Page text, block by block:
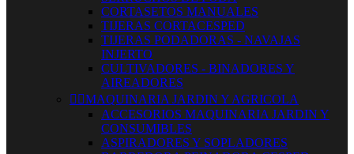
CORTASETOS MANUALES
TIJERAS CORTACESPED
TIJERAS PODADORAS - NAVAJAS
INJERTO
CULTIVADORES - BINADORES Y
AIREADORES
 MAQUINARIA JARDIN Y AGRICOLA
ACCESORIOS MAQUINARIA JARDIN Y
CONSUMIBLES
ASPIRADORES Y SOPLADORES